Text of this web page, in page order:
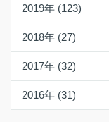
2019年 (123)
2018年 (27)
2017年 (32)
2016年 (31)